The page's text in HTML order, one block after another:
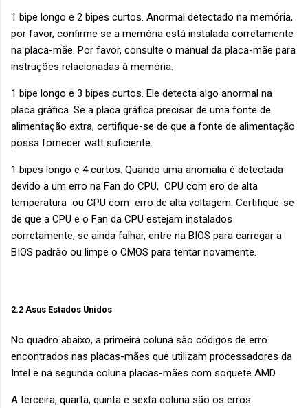
1 bipe longo e 2 bipes curtos. Anormal detectado na memória,
por favor, confirme se a memória está instalada corretamente
na placa-mãe. Por favor, consulte o manual da placa-mãe para
instruções relacionadas à memória.
1 bipe longo e 3 bipes curtos. Ele detecta algo anormal na
placa gráfica. Se a placa gráfica precisar de uma fonte de
alimentação extra, certifique-se de que a fonte de alimentação
possa fornecer watt suficiente.
1 bipes longo e 4 curtos. Quando uma anomalia é detectada
devido a um erro na Fan do CPU, CPU com ero de alta
temperatura ou CPU com erro de alta voltagem. Certifique-se
de que a CPU e o Fan da CPU estejam instalados
corretamente, se ainda falhar, entre na BIOS para carregar a
BIOS padrão ou limpe o CMOS para tentar novamente.
2.2 Asus Estados Unidos
No quadro abaixo, a primeira coluna são códigos de erro
encontrados nas placas-mães que utilizam processadores da
Intel e na segunda coluna placas-mães com soquete AMD.
A terceira, quarta, quinta e sexta coluna são os erros